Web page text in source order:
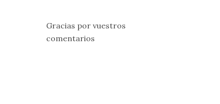
Gracias por vuestros
comentarios